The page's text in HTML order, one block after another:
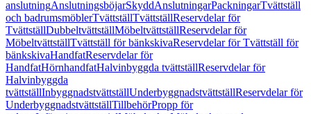
anslutningAnslutningsböjarSkyddAnslutningarPackningarTvättställ
och badrumsmöblerTvättställTvättställReservdelar för
TvättställDubbeltvättställMöbeltvättställReservdelar för
MöbeltvättställTvättställ för bänkskivaReservdelar för Tvättställ för
bänkskivaHandfatReservdelar för
HandfatHörnhandfatHalvinbyggda tvättställReservdelar för
Halvinbyggda
tvättställInbyggnadstvättställUnderbyggnadstvättställReservdelar för
UnderbyggnadstvättställTillbehörPropp för